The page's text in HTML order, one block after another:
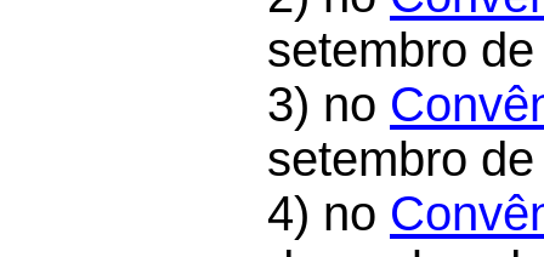
setembro
3) no
setembro
4) no